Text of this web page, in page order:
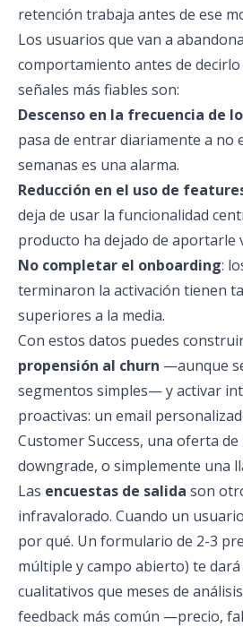
retención trabaja antes de ese
Los usuarios que van a
comportamiento antes de decirlo
señales más fiables son:
Descenso en la frecuencia de
pasa de entrar diariamente a no
semanas es una alarma.
Reducción en el uso de
deja de usar la funcionalidad
producto ha dejado de aportarle
No completar el onboarding:
terminaron la activación tienen
superiores a la media.
Con estos datos puedes
propensión al churn —aunque
segmentos simples— y activar
proactivas: un email
Customer Success, una oferta
downgrade, o simplemente una
Las encuestas de salida son
infravalorado. Cuando un
por qué. Un formulario de 2-3
múltiple y campo abierto) te
cualitativos que meses de
feedback más común —precio,